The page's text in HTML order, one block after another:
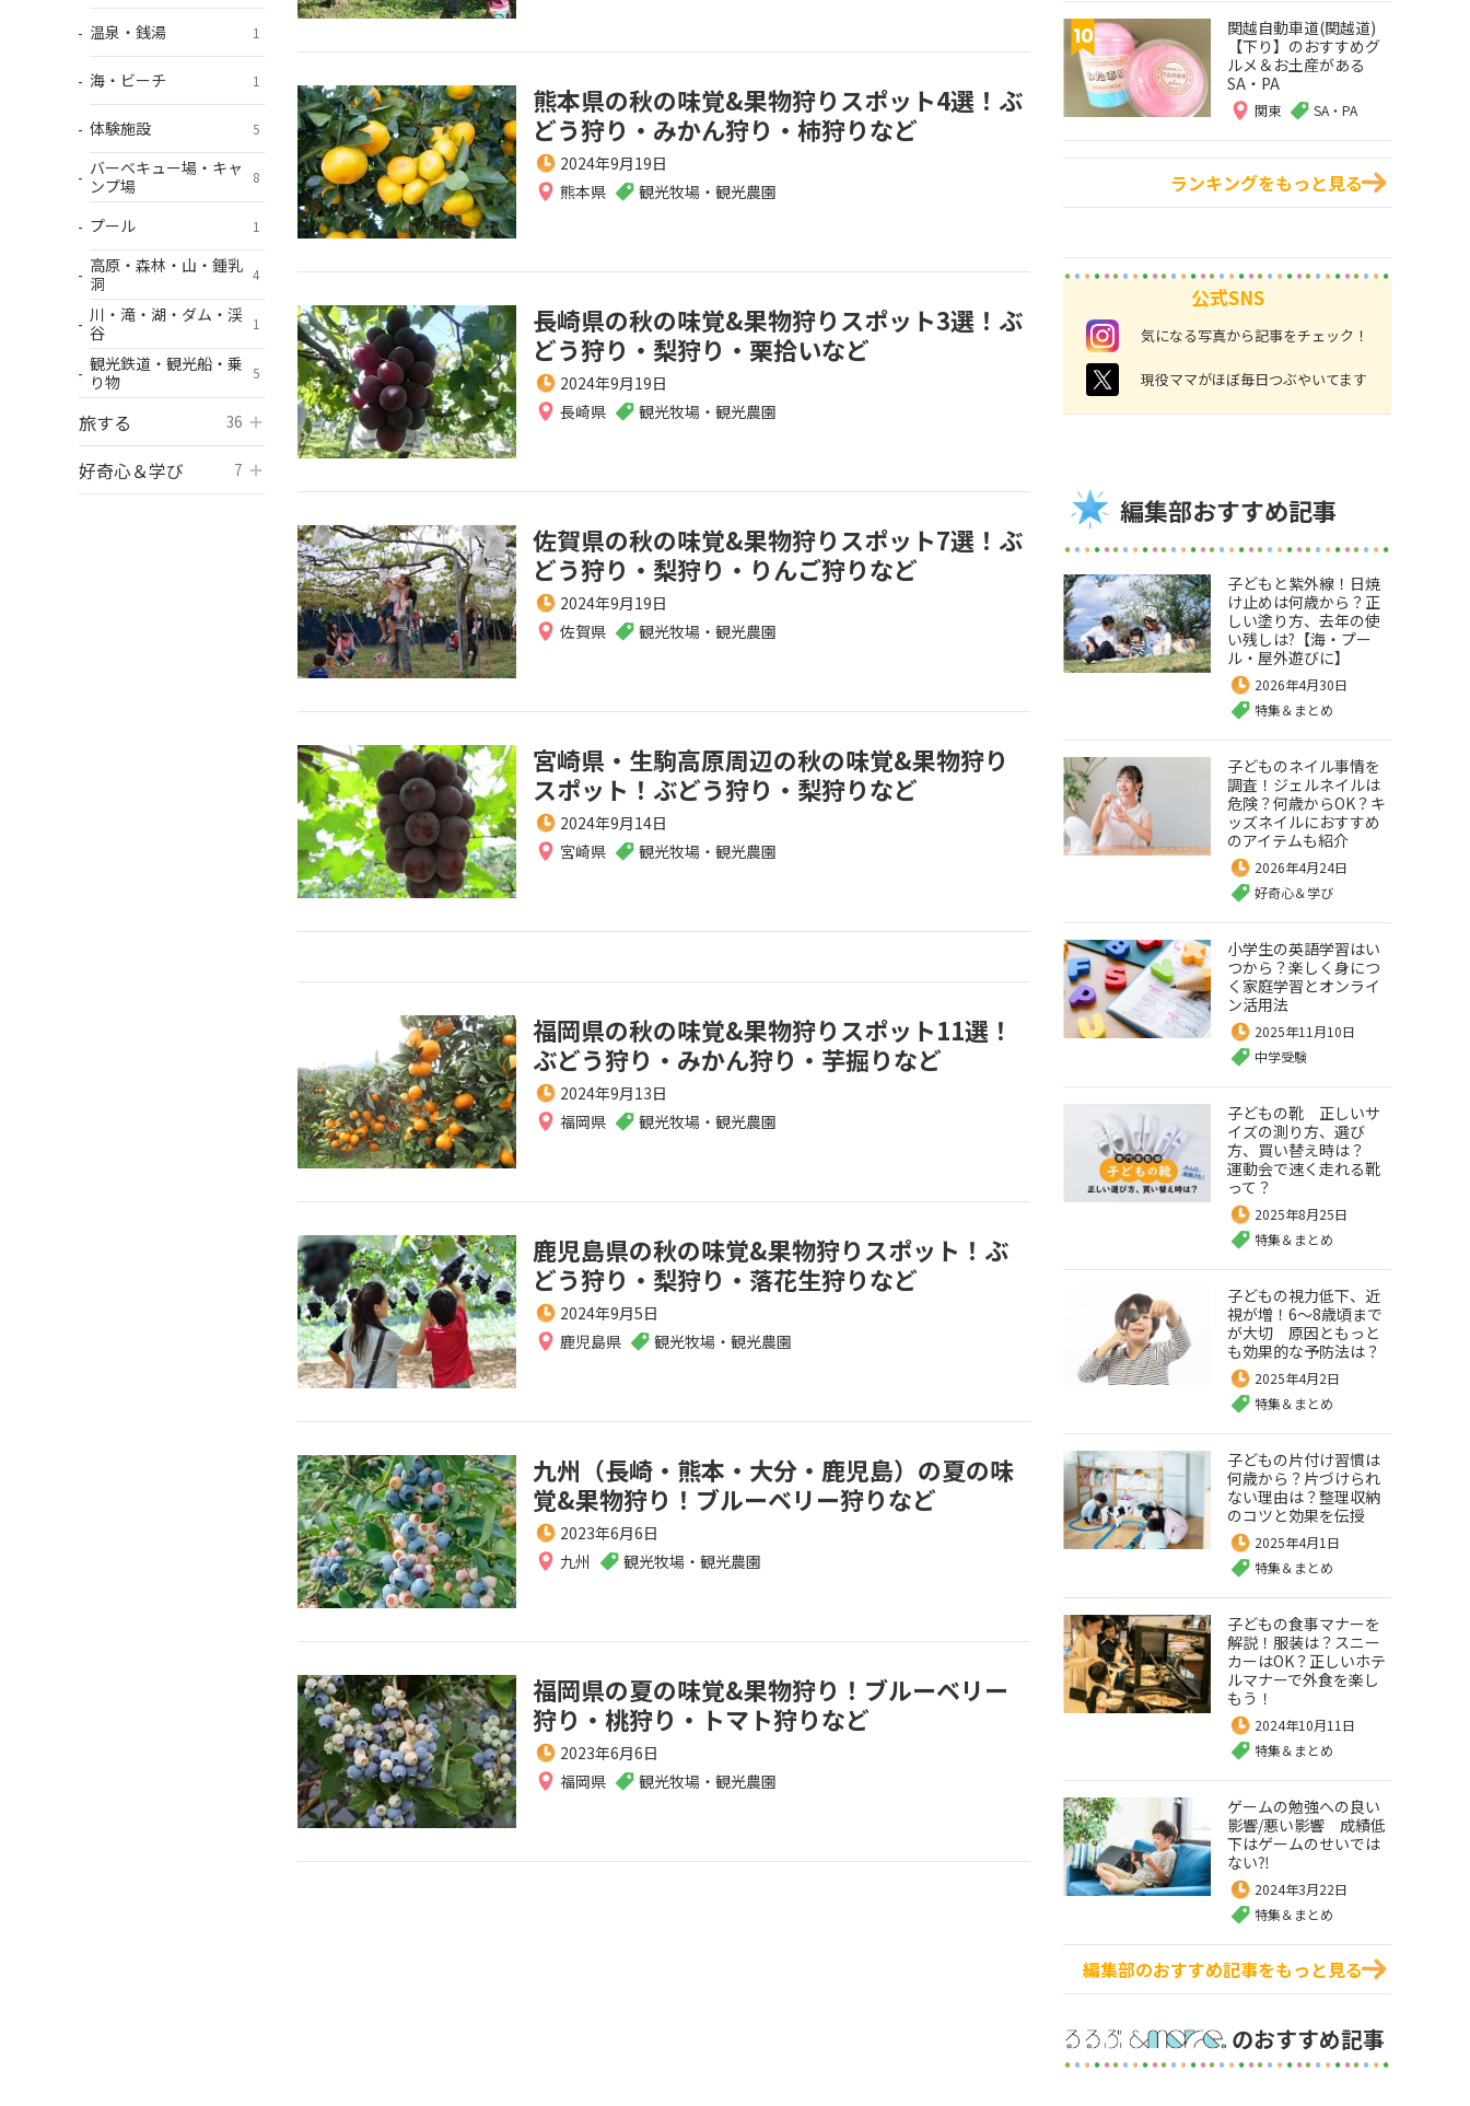
温泉・銭湯 1
海・ビーチ 1
体験施設 5
バーベキュー場・キャ
ンプ場
8
プール 1
高原・森林・山・鍾乳
洞
4
川・滝・湖・ダム・渓
谷
1
観光鉄道・観光船・乗
り物
5
旅する 36
開く
好奇心＆学び
7
熊本県の秋の味覚&果物狩りスポット4選！ぶ
どう狩り・みかん狩り・柿狩りなど
2024年9月19日
熊本県
観光牧場・観光農園
長崎県の秋の味覚&果物狩りスポット3選！ぶ
どう狩り・梨狩り・栗拾いなど
2024年9月19日
長崎県
観光牧場・観光農園
佐賀県の秋の味覚&果物狩りスポット7選！ぶ
どう狩り・梨狩り・りんご狩りなど
2024年9月19日
佐賀県
観光牧場・観光農園
宮崎県・生駒高原周辺の秋の味覚&果物狩り
スポット！ぶどう狩り・梨狩りなど
2024年9月14日
宮崎県
観光牧場・観光農園
福岡県の秋の味覚&果物狩りスポット11選！
ぶどう狩り・みかん狩り・芋掘りなど
2024年9月13日
福岡県
観光牧場・観光農園
鹿児島県の秋の味覚&果物狩りスポット！ぶ
どう狩り・梨狩り・落花生狩りなど
2024年9月5日
鹿児島県
観光牧場・観光農園
九州（長崎・熊本・大分・鹿児島）の夏の味
覚&果物狩り！ブルーベリー狩りなど
2023年6月6日
九州
観光牧場・観光農園
福岡県の夏の味覚&果物狩り！ブルーベリー
狩り・桃狩り・トマト狩りなど
2023年6月6日
福岡県
観光牧場・観光農園
関越自動車道(関越道)
【下り】のおすすめグ
ルメ＆お土産がある
SA・PA
関東 SA・PA
ランキングをもっと見る
公式SNS
instagram 気になる写真から記事をチェック！
twitter 現役ママがほぼ毎日つぶやいてます
編集部おすすめ記事
子どもと紫外線！日焼
け止めは何歳から？正
しい塗り方、去年の使
い残しは?【海・プー
ル・屋外遊びに】
2026年4月30日
特集＆まとめ
子どものネイル事情を
調査！ジェルネイルは
危険？何歳からOK？キ
ッズネイルにおすすめ
のアイテムも紹介
2026年4月24日
好奇心＆学び
小学生の英語学習はい
つから？楽しく身につ
く家庭学習とオンライ
ン活用法
2025年11月10日
中学受験
子どもの靴 正しいサ
イズの測り方、選び
方、買い替え時は？
運動会で速く走れる靴
って？
2025年8月25日
特集＆まとめ
子どもの視力低下、近
視が増！6～8歳頃まで
が大切 原因ともっと
も効果的な予防法は？
2025年4月2日
特集＆まとめ
子どもの片付け習慣は
何歳から？片づけられ
ない理由は？整理収納
のコツと効果を伝授
2025年4月1日
特集＆まとめ
子どもの食事マナーを
解説！服装は？スニー
カーはOK？正しいホテ
ルマナーで外食を楽し
もう！
2024年10月11日
特集＆まとめ
ゲームの勉強への良い
影響/悪い影響 成績低
下はゲームのせいでは
ない⁈
2024年3月22日
特集＆まとめ
編集部のおすすめ記事をもっと見る
のおすすめ記事